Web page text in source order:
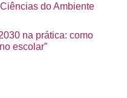
do Ambiente
na prática: como
escolar”